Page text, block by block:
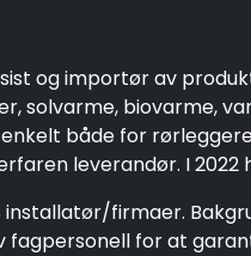
og importør av
solvarme, biovarme,
både for
leverandør. I 2022
firmaer.
for at